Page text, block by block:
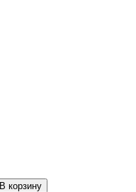
В корзину